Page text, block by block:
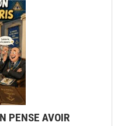
PENSE AVOIR